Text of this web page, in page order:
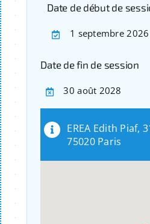
Date de début de
1 septembre 2026
Date de fin de session
30 août 2028
EREA Edith Piaf,
75020 Paris